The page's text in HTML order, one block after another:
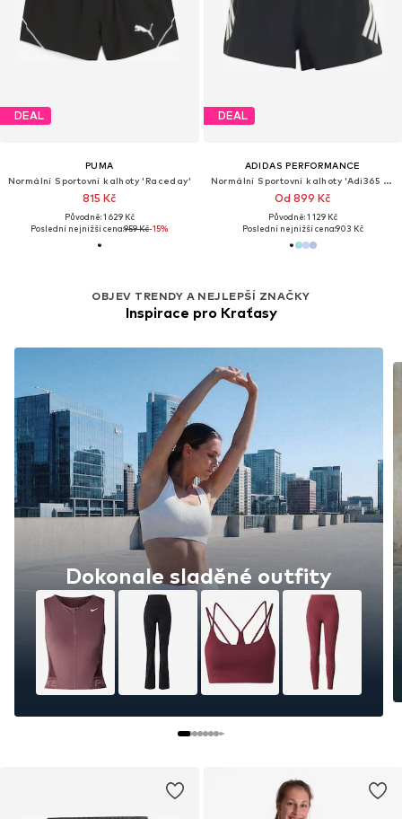
DEAL
PUMA
Normální Sportovní kalhoty 'Raceday'
815 Kč
Původně: 1 629 Kč
Poslední nejnižší cena:959 Kč-15%
DEAL
ADIDAS PERFORMANCE
Normální Sportovní kalhoty 'Adi365 Formotion'
Od 899 Kč
Původně: 1 129 Kč
Poslední nejnižší cena:903 Kč
OBJEV TRENDY A NEJLEPŠÍ ZNAČKY
Inspirace pro Kraťasy
Dokonale sladěné outfity